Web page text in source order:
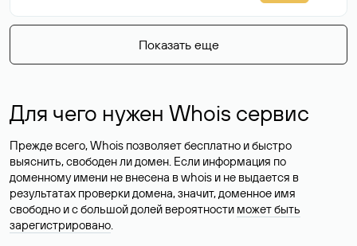
Показать еще
Для чего нужен Whois сервис
Прежде всего, Whois позволяет бесплатно и быстро
выяснить, свободен ли домен. Если информация по
доменному имени не внесена в whois и не выдается в
результатах проверки домена, значит, доменное имя
свободно и с большой долей вероятности может быть
зарегистрировано.